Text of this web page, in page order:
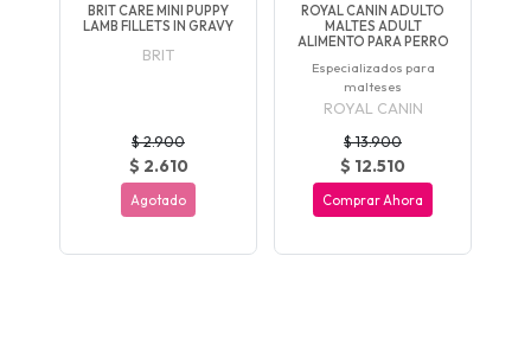
BRIT CARE MINI PUPPY
LAMB FILLETS IN GRAVY
BRIT
$ 2.900
$ 2.610
Agotado
ROYAL CANIN ADULTO
MALTES ADULT
ALIMENTO PARA PERRO
Especializados para
malteses
ROYAL CANIN
$ 13.900
$ 12.510
Comprar Ahora